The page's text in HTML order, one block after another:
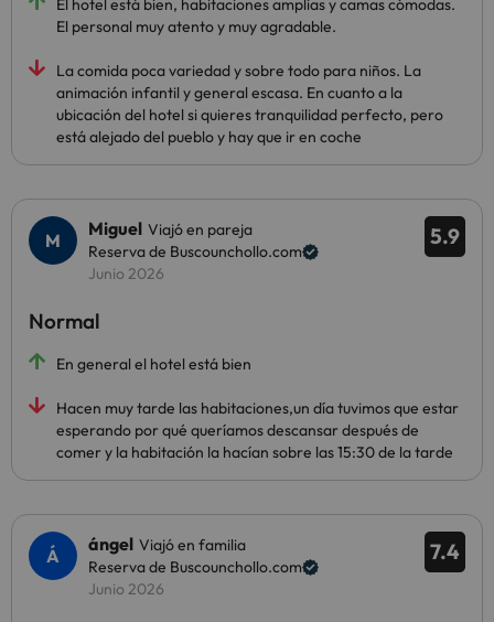
El hotel está bien, habitaciones amplias y camas cómodas.
El personal muy atento y muy agradable.
La comida poca variedad y sobre todo para niños. La
animación infantil y general escasa. En cuanto a la
ubicación del hotel si quieres tranquilidad perfecto, pero
está alejado del pueblo y hay que ir en coche
5.9
Miguel Viajó en pareja
Reserva de Buscounchollo.com
Junio 2026
Normal
En general el hotel está bien
Hacen muy tarde las habitaciones,un día tuvimos que estar
esperando por qué queríamos descansar después de
comer y la habitación la hacían sobre las 15:30 de la tarde
7.4
ángel Viajó en familia
Reserva de Buscounchollo.com
Junio 2026